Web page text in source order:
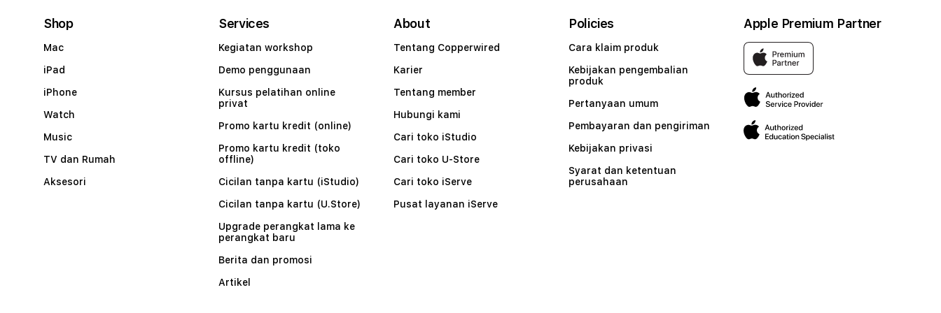
Shop
Mac
iPad
iPhone
Watch
Music
TV dan Rumah
Aksesori
Services
Kegiatan workshop
Demo penggunaan
Kursus pelatihan online
privat
Promo kartu kredit (online)
Promo kartu kredit (toko
offline)
Cicilan tanpa kartu (iStudio)
Cicilan tanpa kartu (U.Store)
Upgrade perangkat lama ke
perangkat baru
Berita dan promosi
Artikel
About
Tentang Copperwired
Karier
Tentang member
Hubungi kami
Cari toko iStudio
Cari toko U-Store
Cari toko iServe
Pusat layanan iServe
Policies
Cara klaim produk
Kebijakan pengembalian
produk
Pertanyaan umum
Pembayaran dan pengiriman
Kebijakan privasi
Syarat dan ketentuan
perusahaan
Apple Premium Partner